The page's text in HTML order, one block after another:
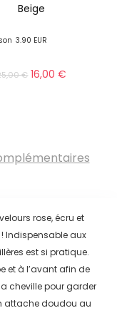
Beige
3.90 EUR
€ 16,00€
rose, écru et
Indispensable aux
est si pratique.
et à l’avant afin de
cheville pour garder
attache doudou au